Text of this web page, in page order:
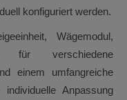
konfiguriert werden.
Wägemodul,
für verschiedene
einem umfangreiche
Anpassung